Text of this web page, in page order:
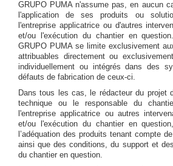
GRUPO PUMA n'assume pas, en aucun
l'application de ses produits ou
l'entreprise applicatrice ou d'autres
et/ou l'exécution du chantier en
GRUPO PUMA se limite exclusivement
attribuables directement ou
individuellement ou intégrés dans des
défauts de fabrication de ceux-ci.
Dans tous les cas, le rédacteur du projet
technique ou le responsable du
l'entreprise applicatrice ou autres
et/ou l'exécution du chantier en
l’adéquation des produits tenant compte
ainsi que des conditions, du support et
du chantier en question.